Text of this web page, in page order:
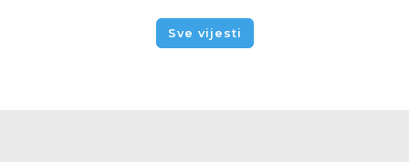
Sve vijesti